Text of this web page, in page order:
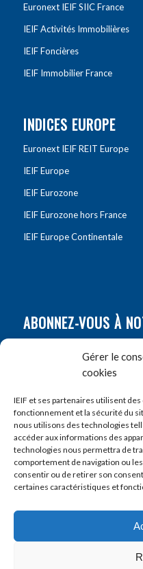
Gérer le
cookies
IEIF et ses partenaires utilisent
fonctionnement et la sécurité du
nous utilisons des technologies
accéder aux informations des
technologies nous permettra de
comportement de navigation ou
consentir ou de retirer son
certaines caractéristiques et
Euronext IEIF SIIC France
IEIF Activités Immobilières
IEIF Foncières
IEIF Immobilier France
INDICES EUROPE
Euronext IEIF REIT Europe
IEIF Europe
IEIF Eurozone
IEIF Eurozone hors France
IEIF Europe Continentale
ABONNEZ-VOUS À
Prénom*
E-mail*